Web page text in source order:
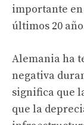
importante
últimos 20
Alemania ha
negativa
significa que
que la